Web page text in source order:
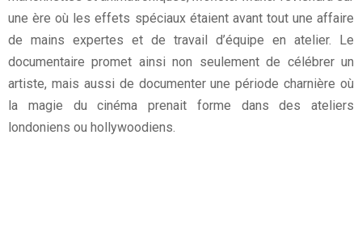
une ère où les effets spéciaux étaient avant tout une affaire
de mains expertes et de travail d’équipe en atelier. Le
documentaire promet ainsi non seulement de célébrer un
artiste, mais aussi de documenter une période charnière où
la magie du cinéma prenait forme dans des ateliers
londoniens ou hollywoodiens.